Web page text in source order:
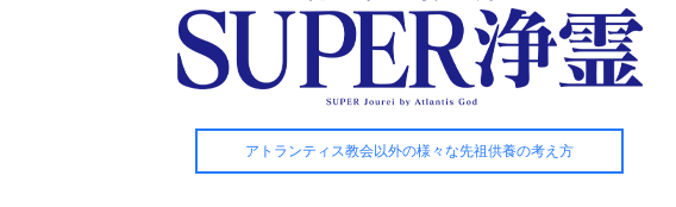
アトランティス教会以外の様々な先祖供養の考え方